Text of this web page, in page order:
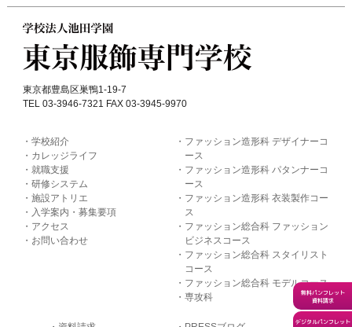
東京都豊島区巣鴨1-19-7
TEL 03-3946-7321 FAX 03-3945-9970
学校紹介
カレッジライフ
就職支援
研修システム
施設アトリエ
入学案内・募集要項
アクセス
お問い合わせ
ファッション造形科 デザイナーコ
ース
ファッション造形科 パタンナーコ
ース
ファッション造形科 衣装製作コー
ス
ファッション総合科 ファッション
ビジネスコース
ファッション総合科 スタイリスト
コース
ファッション総合科 モデルコース
専攻科
無料パンフレット
資料請求
デジタルパンフレット